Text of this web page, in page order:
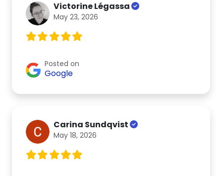
Victorine Légassa
May 23, 2026
Posted on
Google
Carina Sundqvist
May 18, 2026